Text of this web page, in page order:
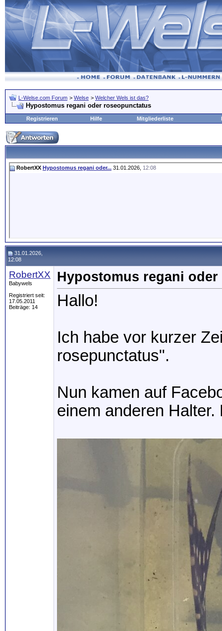
L-Welse.com Forum > Welse > Welcher Wels ist das?
Hypostomus regani oder roseopunctatus
Registrieren Hilfe Mitgliederliste
RobertXX Hypostomus regani oder... 31.01.2026, 12:08
31.01.2026,
12:08
RobertXX
Babywels
Registriert seit:
17.05.2011
Beiträge: 14
Hypostomus regani
Hallo!
Ich habe vor kurzer
rosepunctatus".
Nun kamen auf
einem anderen